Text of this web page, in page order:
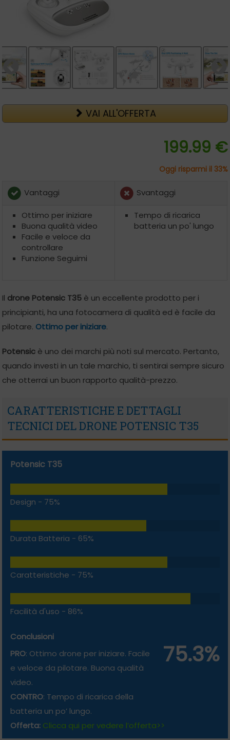
VAI ALL'OFFERTA
199.99 €
Oggi risparmi il 33%
Vantaggi Svantaggi
Ottimo per iniziare
Buona qualità video
Facile e veloce da
controllare
Funzione Seguimi
Tempo di ricarica
batteria un po' lungo
Il drone Potensic T35 è un eccellente prodotto per i
principianti, ha una fotocamera di qualità ed è facile da
pilotare. Ottimo per iniziare.
Potensic è uno dei marchi più noti sul mercato. Pertanto,
quando investi in un tale marchio, ti sentirai sempre sicuro
che otterrai un buon rapporto qualità-prezzo.
CARATTERISTICHE E DETTAGLI
TECNICI DEL DRONE POTENSIC T35
Potensic T35
Design - 75%
Durata Batteria - 65%
Caratteristiche - 75%
Facilità d'uso - 86%
75.3%
Conclusioni
PRO: Ottimo drone per iniziare. Facile
e veloce da pilotare. Buona qualità
video.
CONTRO: Tempo di ricarica della
batteria un po’ lungo.
Offerta: Clicca qui per vedere l’offerta>>